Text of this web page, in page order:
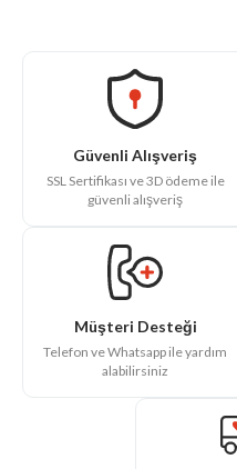
Güvenli Alışveriş
SSL Sertifikası ve 3D ödeme ile
güvenli alışveriş
Müşteri Desteği
Telefon ve Whatsapp ile yardım
alabilirsiniz